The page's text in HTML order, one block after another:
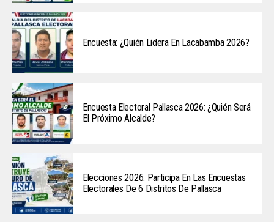
Encuesta: ¿Quién Lidera En Lacabamba 2026?
Encuesta Electoral Pallasca 2026: ¿Quién Será
El Próximo Alcalde?
Elecciones 2026: Participa En Las Encuestas
Electorales De 6 Distritos De Pallasca